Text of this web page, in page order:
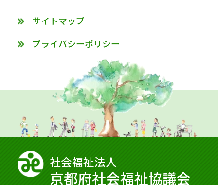
サイトマップ
プライバシーポリシー
社会福祉法⼈
京都府社会福祉協議会